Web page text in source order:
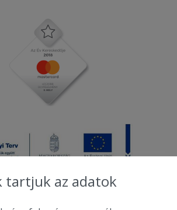
tartjuk az adatok